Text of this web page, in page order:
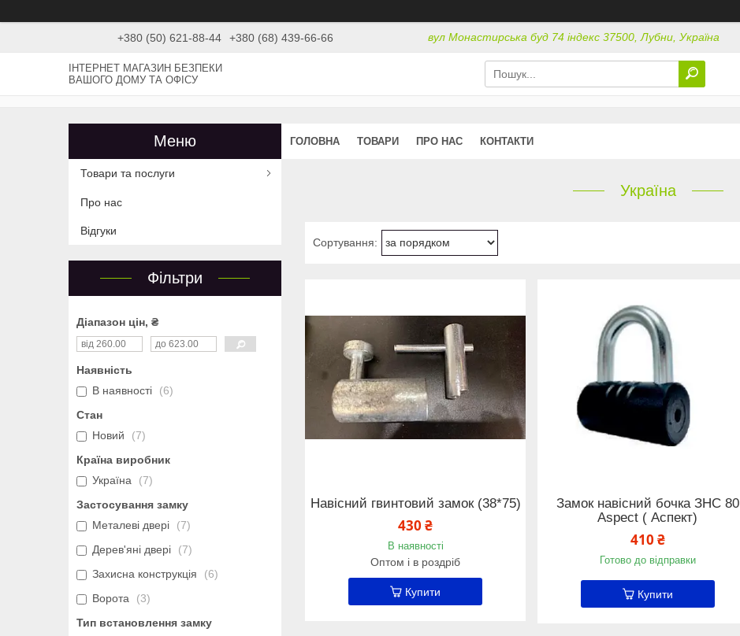
+380 (50) 621-88-44 +380 (68) 439-66-66 вул Монастирська буд 74 індекс 37500, Лубни, Україна
ІНТЕРНЕТ МАГАЗИН БЕЗПЕКИ
ВАШОГО ДОМУ ТА ОФІСУ
ГОЛОВНА ТОВАРИ ПРО НАС КОНТАКТИ
Україна
Навісний гвинтовий замок (38*75)
430 ₴
В наявності
Оптом і в роздріб
Купити
Замок навісний бочка ЗНС 80
Aspect ( Аспект)
410 ₴
Готово до відправки
Купити
Товари та послуги
Про нас
Відгуки
Фільтри
Діапазон цін, ₴
Наявність
В наявності
6
Стан
Новий
7
Країна виробник
Україна
7
Застосування замку
Металеві двері
7
Дерев'яні двері
7
Захисна конструкція
6
Ворота
3
Тип встановлення замку